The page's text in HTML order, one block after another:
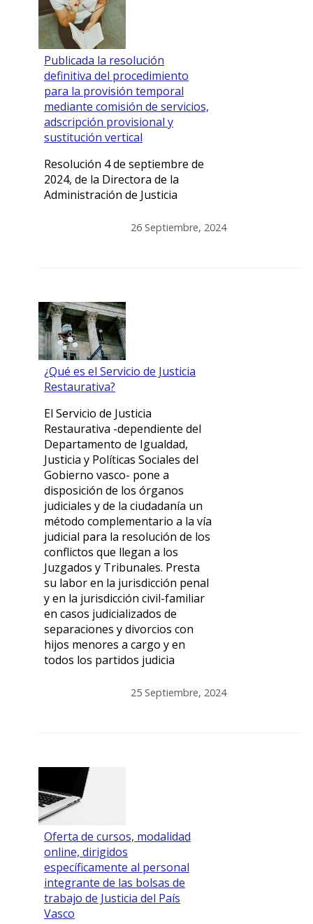
Publicada la resolución
definitiva del procedimiento
para la provisión temporal
mediante comisión de servicios,
adscripción provisional y
sustitución vertical
Resolución 4 de septiembre de
2024, de la Directora de la
Administración de Justicia
26 Septiembre, 2024
¿Qué es el Servicio de Justicia
Restaurativa?
El Servicio de Justicia
Restaurativa -dependiente del
Departamento de Igualdad,
Justicia y Políticas Sociales del
Gobierno vasco- pone a
disposición de los órganos
judiciales y de la ciudadanía un
método complementario a la vía
judicial para la resolución de los
conflictos que llegan a los
Juzgados y Tribunales. Presta
su labor en la jurisdicción penal
y en la jurisdicción civil-familiar
en casos judicializados de
separaciones y divorcios con
hijos menores a cargo y en
todos los partidos judicia
25 Septiembre, 2024
Oferta de cursos, modalidad
online, dirigidos
específicamente al personal
integrante de las bolsas de
trabajo de Justicia del País
Vasco